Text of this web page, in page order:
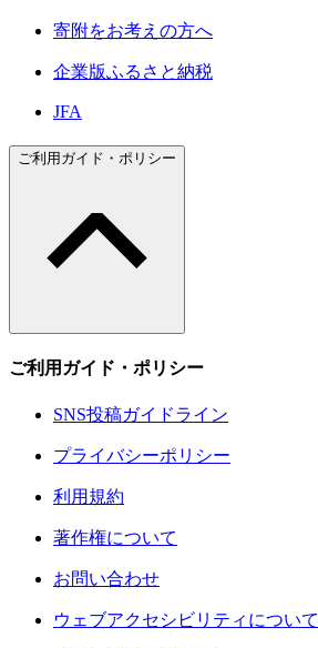
寄附をお考えの方へ
企業版ふるさと納税
JFA
ご利用ガイド・ポリシー
ご利用ガイド・ポリシー
SNS投稿ガイドライン
プライバシーポリシー
利用規約
著作権について
お問い合わせ
ウェブアクセシビリティについて